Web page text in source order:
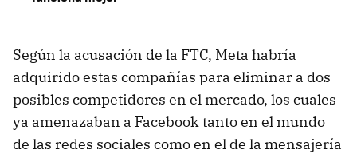
Según la acusación de la FTC, Meta habría
adquirido estas compañías para eliminar a dos
posibles competidores en el mercado, los cuales
ya amenazaban a Facebook tanto en el mundo
de las redes sociales como en el de la mensajería